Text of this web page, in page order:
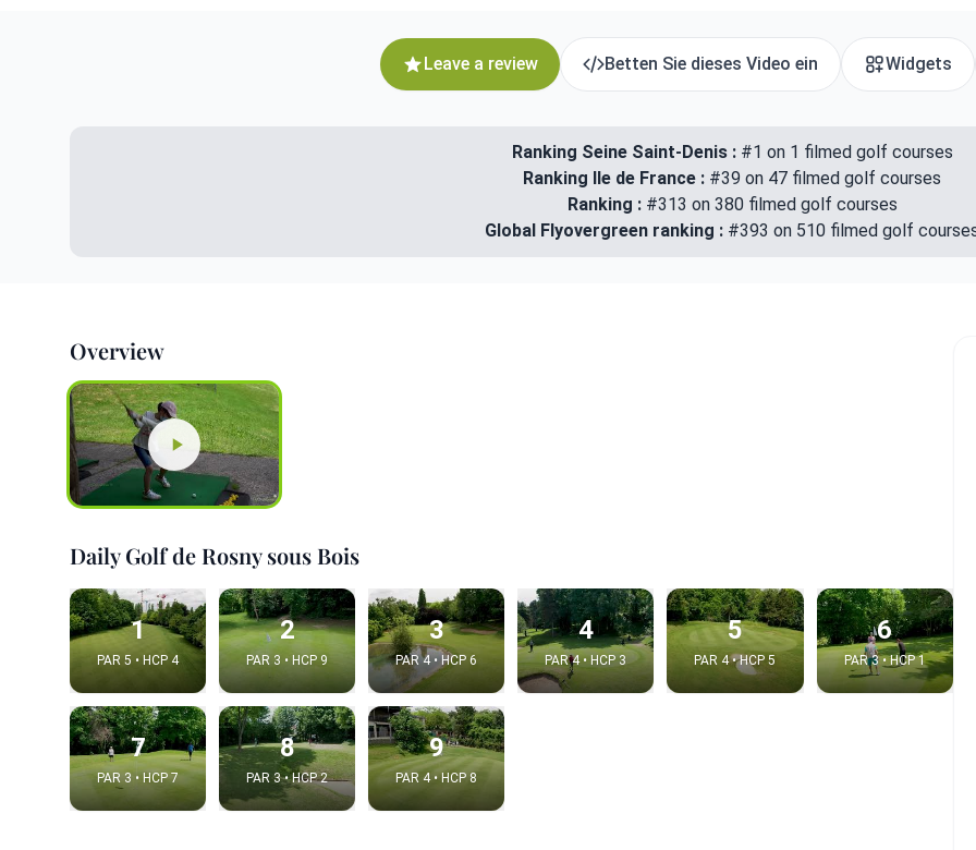
Leave a review Betten Sie dieses Video ein Widgets
Ranking Seine Saint-Denis :#1 on 1 filmed golf courses
Ranking Ile de France : #39 on 47 filmed golf courses
Ranking : #313 on 380 filmed golf courses
Global Flyovergreen ranking : #393 on 510 filmed golf
Overview
Daily Golf de Rosny sous Bois
1
PAR 5 • HCP 4
2
PAR 3 • HCP 9
3
PAR 4 • HCP 6
4
PAR 4 • HCP 3
5
PAR 4 • HCP 5
6
PAR 3 • HCP 1
7
PAR 3 • HCP 7
8
PAR 3 • HCP 2
9
PAR 4 • HCP 8
Integrate video